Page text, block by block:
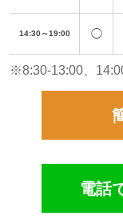
14:30～19:00 ◯
※8:30-13:00、
電話